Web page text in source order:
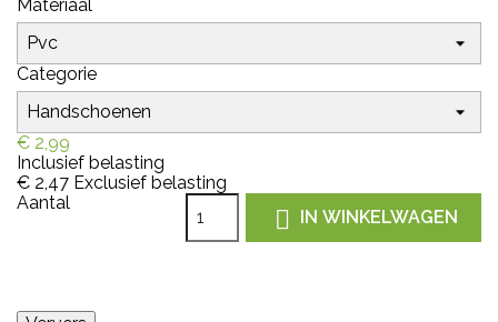
Materiaal
Categorie
€ 2,99
Inclusief belasting
€ 2,47 Exclusief belasting
Aantal
 IN WINKELWAGEN